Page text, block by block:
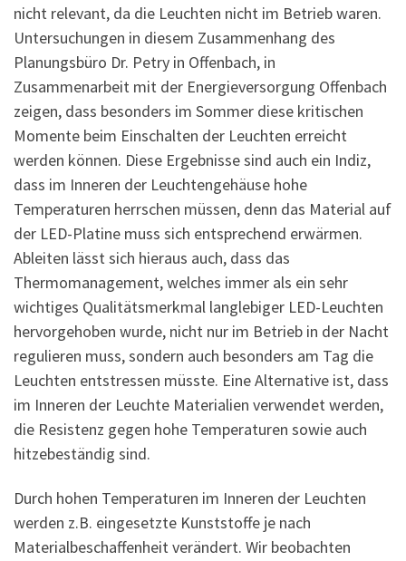
nicht relevant, da die Leuchten nicht im Betrieb waren.
Untersuchungen in diesem Zusammenhang des
Planungsbüro Dr. Petry in Offenbach, in
Zusammenarbeit mit der Energieversorgung Offenbach
zeigen, dass besonders im Sommer diese kritischen
Momente beim Einschalten der Leuchten erreicht
werden können. Diese Ergebnisse sind auch ein Indiz,
dass im Inneren der Leuchtengehäuse hohe
Temperaturen herrschen müssen, denn das Material auf
der LED-Platine muss sich entsprechend erwärmen.
Ableiten lässt sich hieraus auch, dass das
Thermomanagement, welches immer als ein sehr
wichtiges Qualitätsmerkmal langlebiger LED-Leuchten
hervorgehoben wurde, nicht nur im Betrieb in der Nacht
regulieren muss, sondern auch besonders am Tag die
Leuchten entstressen müsste. Eine Alternative ist, dass
im Inneren der Leuchte Materialien verwendet werden,
die Resistenz gegen hohe Temperaturen sowie auch
hitzebeständig sind.
Durch hohen Temperaturen im Inneren der Leuchten
werden z.B. eingesetzte Kunststoffe je nach
Materialbeschaffenheit verändert. Wir beobachten